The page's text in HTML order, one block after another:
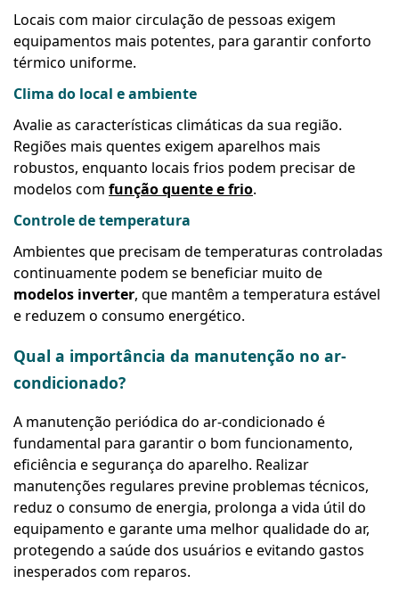
Locais com maior circulação de pessoas exigem
equipamentos mais potentes, para garantir conforto
térmico uniforme.
Clima do local e ambiente
Avalie as características climáticas da sua região.
Regiões mais quentes exigem aparelhos mais
robustos, enquanto locais frios podem precisar de
modelos com função quente e frio.
Controle de temperatura
Ambientes que precisam de temperaturas controladas
continuamente podem se beneficiar muito de
modelos inverter, que mantêm a temperatura estável
e reduzem o consumo energético.
Qual a importância da manutenção no ar-
condicionado?
A manutenção periódica do ar-condicionado é
fundamental para garantir o bom funcionamento,
eficiência e segurança do aparelho. Realizar
manutenções regulares previne problemas técnicos,
reduz o consumo de energia, prolonga a vida útil do
equipamento e garante uma melhor qualidade do ar,
protegendo a saúde dos usuários e evitando gastos
inesperados com reparos.